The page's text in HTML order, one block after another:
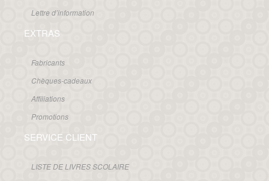
Lettre d’information
EXTRAS
Fabricants
Chèques-cadeaux
Affiliations
Promotions
SERVICE CLIENT
LISTE DE LIVRES SCOLAIRE